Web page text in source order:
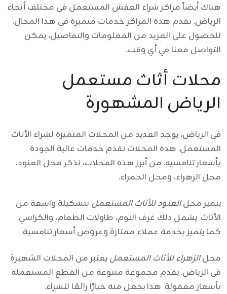
هناك أيضاً مراكز شراء العفش المستعمل في مختلف أنحاء
الرياض. تقدم هذه المراكز خدمات متميزة في هذا المجال.
للحصول على المزيد من المعلومات والتفاصيل، يمكن
التواصل معنا في أي وقت.
محلات أثاث مستعمل
الرياض المشهورة
في الرياض، يوجد العديد من المحلات المتميزة لشراء الأثاث
المستعمل. هذه المحلات تقدم خدمات عالية الجودة
بأسعار تنافسية. من أبرز هذه المحلات، نذكر محل العنود،
محل الزهراء، ومحل الحمراء.
يتميز محلالعنود للأثاث المستعمل بتشكيلة واسعة من
الأثاث. يشمل ذلك غرف النوم، طاولات الطعام، والكراسي.
كما يتميز بخدمة عملاء ممتازة وعروض أسعار تنافسية.
محلالزهراء للأثاث المستعمليعتبر من المحلات الشهيرة
في الرياض. يقدم مجموعة متنوعة من القطع المستعملة
بأسعار معقولة. هذا يجعل منه خيارًا رائعًا للشراء.